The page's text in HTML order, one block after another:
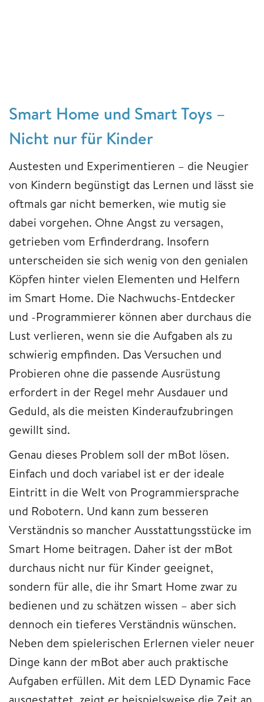
Smart Home und Smart Toys –
Nicht nur für Kinder
Austesten und Experimentieren – die Neugier
von Kindern begünstigt das Lernen und lässt sie
oftmals gar nicht bemerken, wie mutig sie
dabei vorgehen. Ohne Angst zu versagen,
getrieben vom Erfinderdrang. Insofern
unterscheiden sie sich wenig von den genialen
Köpfen hinter vielen Elementen und Helfern
im Smart Home. Die Nachwuchs-Entdecker
und -Programmierer können aber durchaus die
Lust verlieren, wenn sie die Aufgaben als zu
schwierig empfinden. Das Versuchen und
Probieren ohne die passende Ausrüstung
erfordert in der Regel mehr Ausdauer und
Geduld, als die meisten Kinderaufzubringen
gewillt sind.
Genau dieses Problem soll der mBot lösen.
Einfach und doch variabel ist er der ideale
Eintritt in die Welt von Programmiersprache
und Robotern. Und kann zum besseren
Verständnis so mancher Ausstattungsstücke im
Smart Home beitragen. Daher ist der mBot
durchaus nicht nur für Kinder geeignet,
sondern für alle, die ihr Smart Home zwar zu
bedienen und zu schätzen wissen – aber sich
dennoch ein tieferes Verständnis wünschen.
Neben dem spielerischen Erlernen vieler neuer
Dinge kann der mBot aber auch praktische
Aufgaben erfüllen. Mit dem LED Dynamic Face